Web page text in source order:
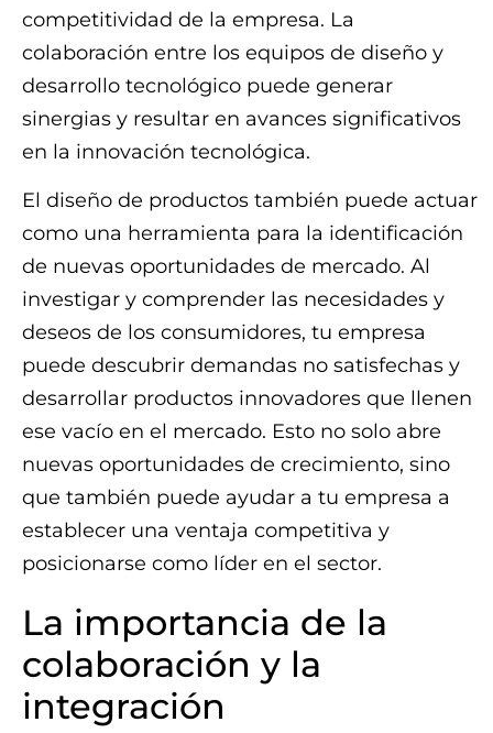
competitividad de la empresa. La
colaboración entre los equipos de diseño y
desarrollo tecnológico puede generar
sinergias y resultar en avances significativos
en la innovación tecnológica.
El diseño de productos también puede actuar
como una herramienta para la identificación
de nuevas oportunidades de mercado. Al
investigar y comprender las necesidades y
deseos de los consumidores, tu empresa
puede descubrir demandas no satisfechas y
desarrollar productos innovadores que llenen
ese vacío en el mercado. Esto no solo abre
nuevas oportunidades de crecimiento, sino
que también puede ayudar a tu empresa a
establecer una ventaja competitiva y
posicionarse como líder en el sector.
La importancia de la
colaboración y la
integración